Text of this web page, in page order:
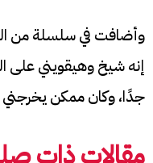
وأضافت في سلسلة من
إنه شيخ وهيقويني على
جدًا، وكان ممكن
مقالات ذات